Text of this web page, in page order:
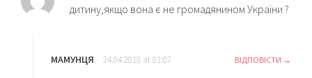
дитину,якщо вона є не громадянином України ?
МАМУНЦЯ 24.04.2018 at 01:07 ВІДПОВІСТИ